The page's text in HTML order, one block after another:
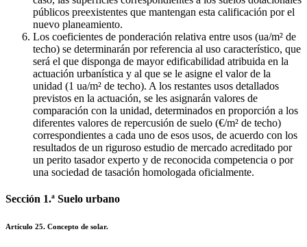
públicos preexistentes que mantengan esta calificación por el
nuevo planeamiento.
Los coeficientes de ponderación relativa entre usos (ua/m² de
techo) se determinarán por referencia al uso característico, que
será el que disponga de mayor edificabilidad atribuida en la
actuación urbanística y al que se le asigne el valor de la
unidad (1 ua/m² de techo). A los restantes usos detallados
previstos en la actuación, se les asignarán valores de
comparación con la unidad, determinados en proporción a los
diferentes valores de repercusión de suelo (€/m² de techo)
correspondientes a cada uno de esos usos, de acuerdo con los
resultados de un riguroso estudio de mercado acreditado por
un perito tasador experto y de reconocida competencia o por
una sociedad de tasación homologada oficialmente.
Sección 1.ª Suelo urbano
Artículo 25. Concepto de solar.